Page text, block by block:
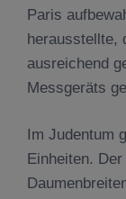
Paris
herausstellte,
ausreichend
Messgeräts
Im Judentum
Einheiten.